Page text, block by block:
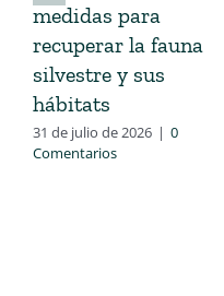
medidas para
recuperar la fauna
silvestre y sus
hábitats
31 de julio de 2026 | 0
Comentarios